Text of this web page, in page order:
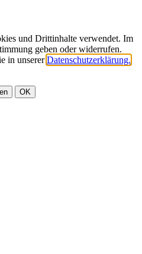
und Drittinhalte verwendet. Im
geben oder widerrufen.
in unsererDatenschutzerklärung.
OK